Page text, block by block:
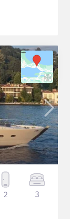
2 3